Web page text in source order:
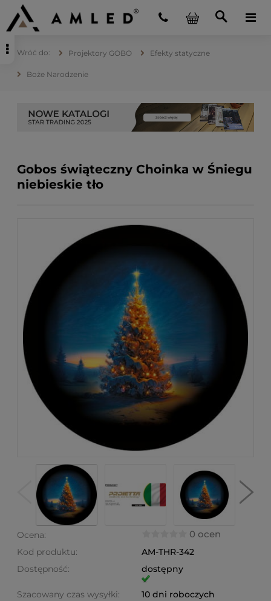
Projektory GOBO Efekty statyczne
Boże Narodzenie
Gobos świąteczny Choinka w Śniegu
niebieskie tło
Ocena: 0 ocen
Kod produktu:
AM-THR-342
Dostępność:
dostępny
Szacowany czas wysyłki: 10 dni roboczych